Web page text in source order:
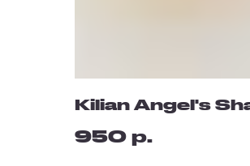
Kilian Angel's
950 р.